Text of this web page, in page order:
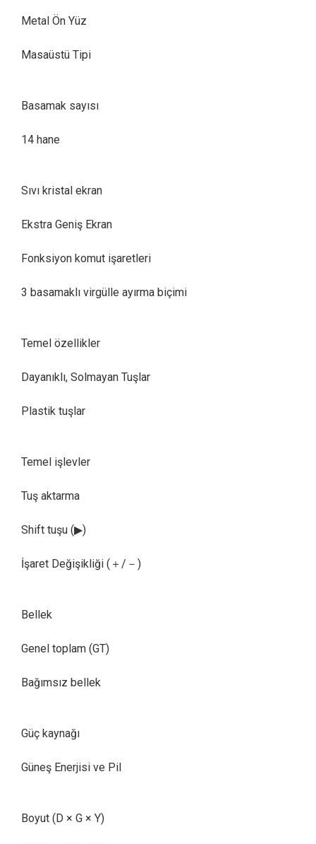
Metal Ön Yüz
Masaüstü Tipi
Basamak sayısı
14 hane
Sıvı kristal ekran
Ekstra Geniş Ekran
Fonksiyon komut işaretleri
3 basamaklı virgülle ayırma biçimi
Temel özellikler
Dayanıklı, Solmayan Tuşlar
Plastik tuşlar
Temel işlevler
Tuş aktarma
Shift tuşu (▶)
İşaret Değişikliği (＋/－)
Bellek
Genel toplam (GT)
Bağımsız bellek
Güç kaynağı
Güneş Enerjisi ve Pil
Boyut (D × G × Y)